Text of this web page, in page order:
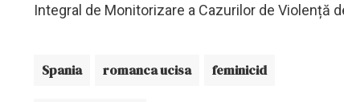
Integral de Monitorizare a Cazurilor de Violență
Spania romanca ucisa feminicid